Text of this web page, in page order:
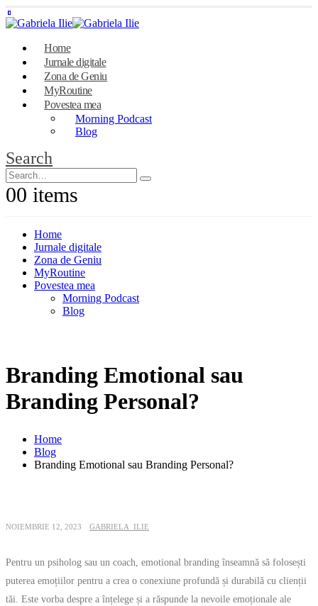
Home
Jurnale digitale
Zona de Geniu
MyRoutine
Povestea mea
Morning Podcast
Blog
Search
00 items
Home
Jurnale digitale
Zona de Geniu
MyRoutine
Povestea mea
Morning Podcast
Blog
Branding Emotional sau
Branding Personal?
Home
Blog
Branding Emotional sau Branding Personal?
NOIEMBRIE 12, 2023 GABRIELA_ILIE
Pentru un psiholog sau un coach, emotional branding înseamnă să folosești
puterea emoțiilor pentru a crea o conexiune profundă și durabilă cu clienții
tăi. Este vorba despre a înțelege și a răspunde la nevoile emoționale ale